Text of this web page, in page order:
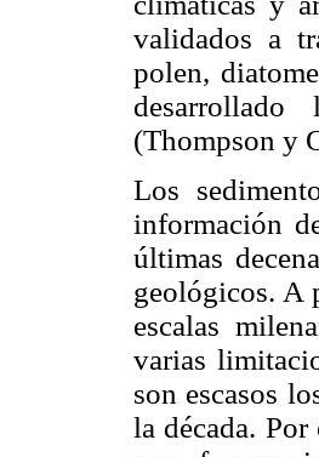
validados a
polen,
(Thompson y
Los
información
últimas
geológicos. A
escalas
varias
son escasos
la década.